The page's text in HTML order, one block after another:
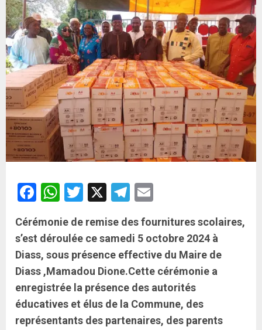
Facebook
WhatsApp
Twitter
X Telegram
Cérémonie de remise des fournitures scolaires,
s’est déroulée ce samedi 5 octobre 2024 à
Diass, sous présence effective du Maire de
Diass ,Mamadou Dione.Cette cérémonie a
enregistrée la présence des autorités
éducatives et élus de la Commune, des
représentants des partenaires, des parents